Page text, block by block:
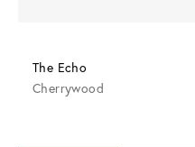
The Echo
Cherrywood